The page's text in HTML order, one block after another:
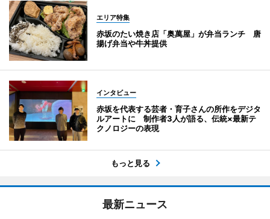
エリア特集
赤坂のたい焼き店「奥萬屋」が弁当ランチ 唐
揚げ弁当や牛丼提供
インタビュー
赤坂を代表する芸者・育子さんの所作をデジタ
ルアートに 制作者3人が語る、伝統×最新テ
クノロジーの表現
もっと見る
最新ニュース